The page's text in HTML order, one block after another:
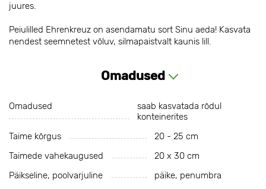
juures.
Peiulilled Ehrenkreuz on asendamatu sort Sinu aeda! Kasvata
nendest seemnetest võluv, silmapaistvalt kaunis lill.
Omadused
Omadused
saab kasvatada rõdul
konteinerites
Taime kõrgus
20 - 25 cm
Taimede vahekaugused
20 х 30 cm
Päikseline, poolvarjuline
päike, penumbra